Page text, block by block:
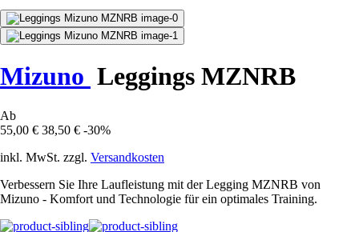
Mizuno Leggings MZNRB
Ab
55,00 € 38,50 € -30%
inkl. MwSt. zzgl. Versandkosten
Verbessern Sie Ihre Laufleistung mit der Legging MZNRB von
Mizuno - Komfort und Technologie für ein optimales Training.